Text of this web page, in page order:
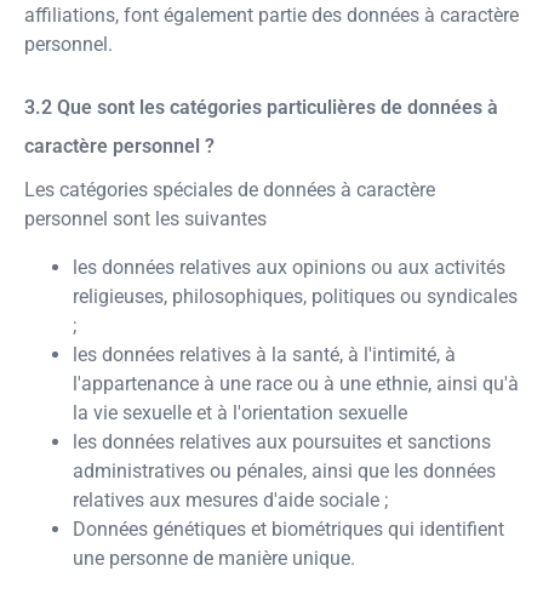
affiliations, font également partie des données à caractère
personnel.
Que sont les catégories particulières de données à
caractère personnel ?
Les catégories spéciales de données à caractère
personnel sont les suivantes
les données relatives aux opinions ou aux activités
religieuses, philosophiques, politiques ou syndicales
;
les données relatives à la santé, à l'intimité, à
l'appartenance à une race ou à une ethnie, ainsi qu'à
la vie sexuelle et à l'orientation sexuelle
les données relatives aux poursuites et sanctions
administratives ou pénales, ainsi que les données
relatives aux mesures d'aide sociale ;
Données génétiques et biométriques qui identifient
une personne de manière unique.